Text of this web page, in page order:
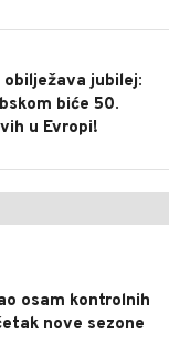
obilježava jubilej:
biće 50.
u Evropi!
osam kontrolnih
nove sezone